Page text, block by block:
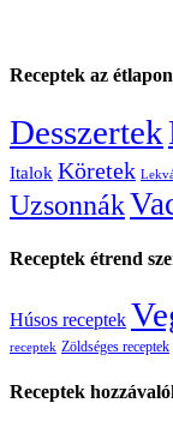
Receptek az étlapon
Desszertek
Italok Köretek
Uzsonnák
Receptek étrend
Húsos receptek
receptek Zöldséges receptek
Receptek